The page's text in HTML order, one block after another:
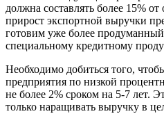
должна составлять более 15%
прирост экспортной выручки
готовим уже более
специальному кредитному
Необходимо добиться того,
предприятия по низкой
не более 2% сроком на 5-7 лет.
только наращивать выручку в